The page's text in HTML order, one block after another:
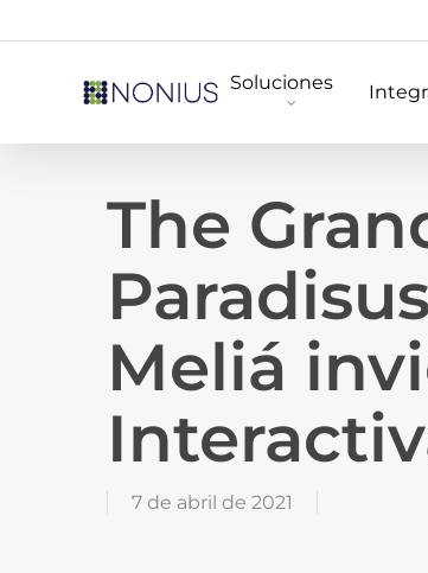
Soluciones
The
Meliá
7 de abril de 2021